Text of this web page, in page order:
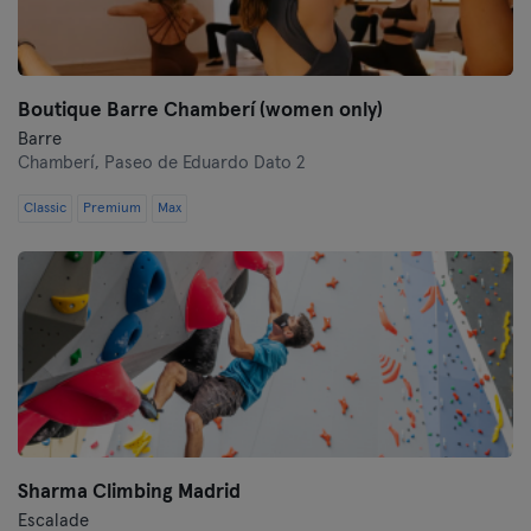
Boutique Barre Chamberí (women only)
Barre
Chamberí, Paseo de Eduardo Dato 2
Classic Premium Max
Sharma Climbing Madrid
Escalade
Huelva
León
Logroño
Lugo
Madrid
Málaga
Mallorca